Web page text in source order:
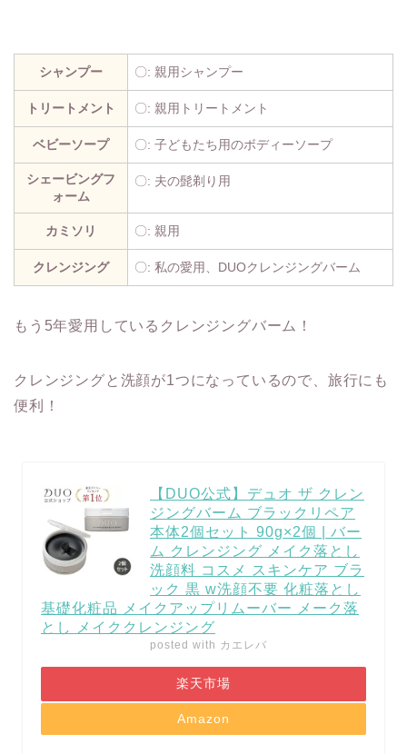
シャンプー 〇: 親用シャンプー
トリートメント 〇: 親用トリートメント
ベビーソープ 〇: 子どもたち用のボディーソープ
シェービングフ
ォーム
〇: 夫の髭剃り用
カミソリ 〇: 親用
クレンジング 〇: 私の愛用、DUOクレンジングバーム
もう5年愛用しているクレンジングバーム！
クレンジングと洗顔が1つになっているので、旅行にも
便利！
【DUO公式】デュオ ザ クレン
ジングバーム ブラックリペア
本体2個セット 90g×2個 | バー
ム クレンジング メイク落とし
洗顔料 コスメ スキンケア ブラ
ック 黒 w洗顔不要 化粧落とし
基礎化粧品 メイクアップリムーバー メーク落
とし メイククレンジング
posted with カエレバ
楽天市場
Amazon